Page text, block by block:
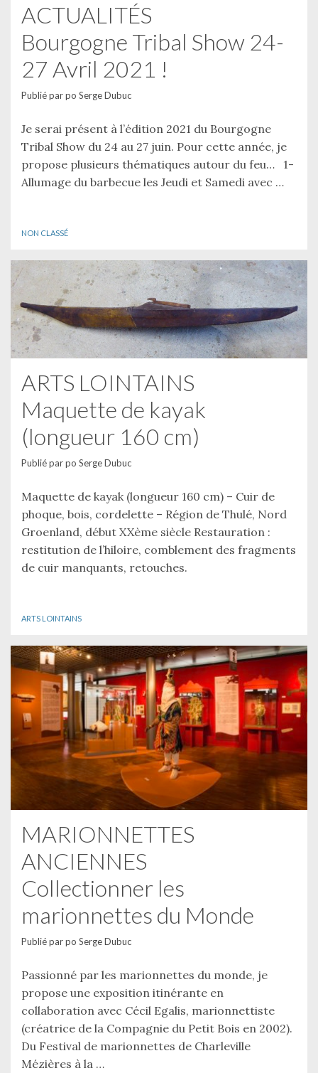
ACTUALITÉS
Bourgogne Tribal Show 24-
27 Avril 2021 !
Publié parpo Serge Dubuc
Je serai présent à l’édition 2021 du Bourgogne
Tribal Show du 24 au 27 juin. Pour cette année, je
propose plusieurs thématiques autour du feu… 1-
Allumage du barbecue les Jeudi et Samedi avec …
NON CLASSÉ
ARTS LOINTAINS
Maquette de kayak
(longueur 160 cm)
Publié parpo Serge Dubuc
Maquette de kayak (longueur 160 cm) – Cuir de
phoque, bois, cordelette – Région de Thulé, Nord
Groenland, début XXème siècle Restauration :
restitution de l’hiloire, comblement des fragments
de cuir manquants, retouches.
ARTS LOINTAINS
MARIONNETTES
ANCIENNES
Collectionner les
marionnettes du Monde
Publié parpo Serge Dubuc
Passionné par les marionnettes du monde, je
propose une exposition itinérante en
collaboration avec Cécil Egalis, marionnettiste
(créatrice de la Compagnie du Petit Bois en 2002).
Du Festival de marionnettes de Charleville
Mézières à la …